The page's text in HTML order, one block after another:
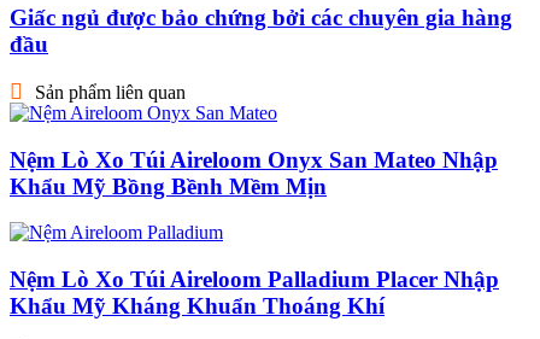
Giấc ngủ được bảo chứng bởi các chuyên gia hàng
đầu
Sản phẩm liên quan
Nệm Lò Xo Túi Aireloom Onyx San Mateo Nhập
Khẩu Mỹ Bồng Bềnh Mềm Mịn
Nệm Lò Xo Túi Aireloom Palladium Placer Nhập
Khẩu Mỹ Kháng Khuẩn Thoáng Khí